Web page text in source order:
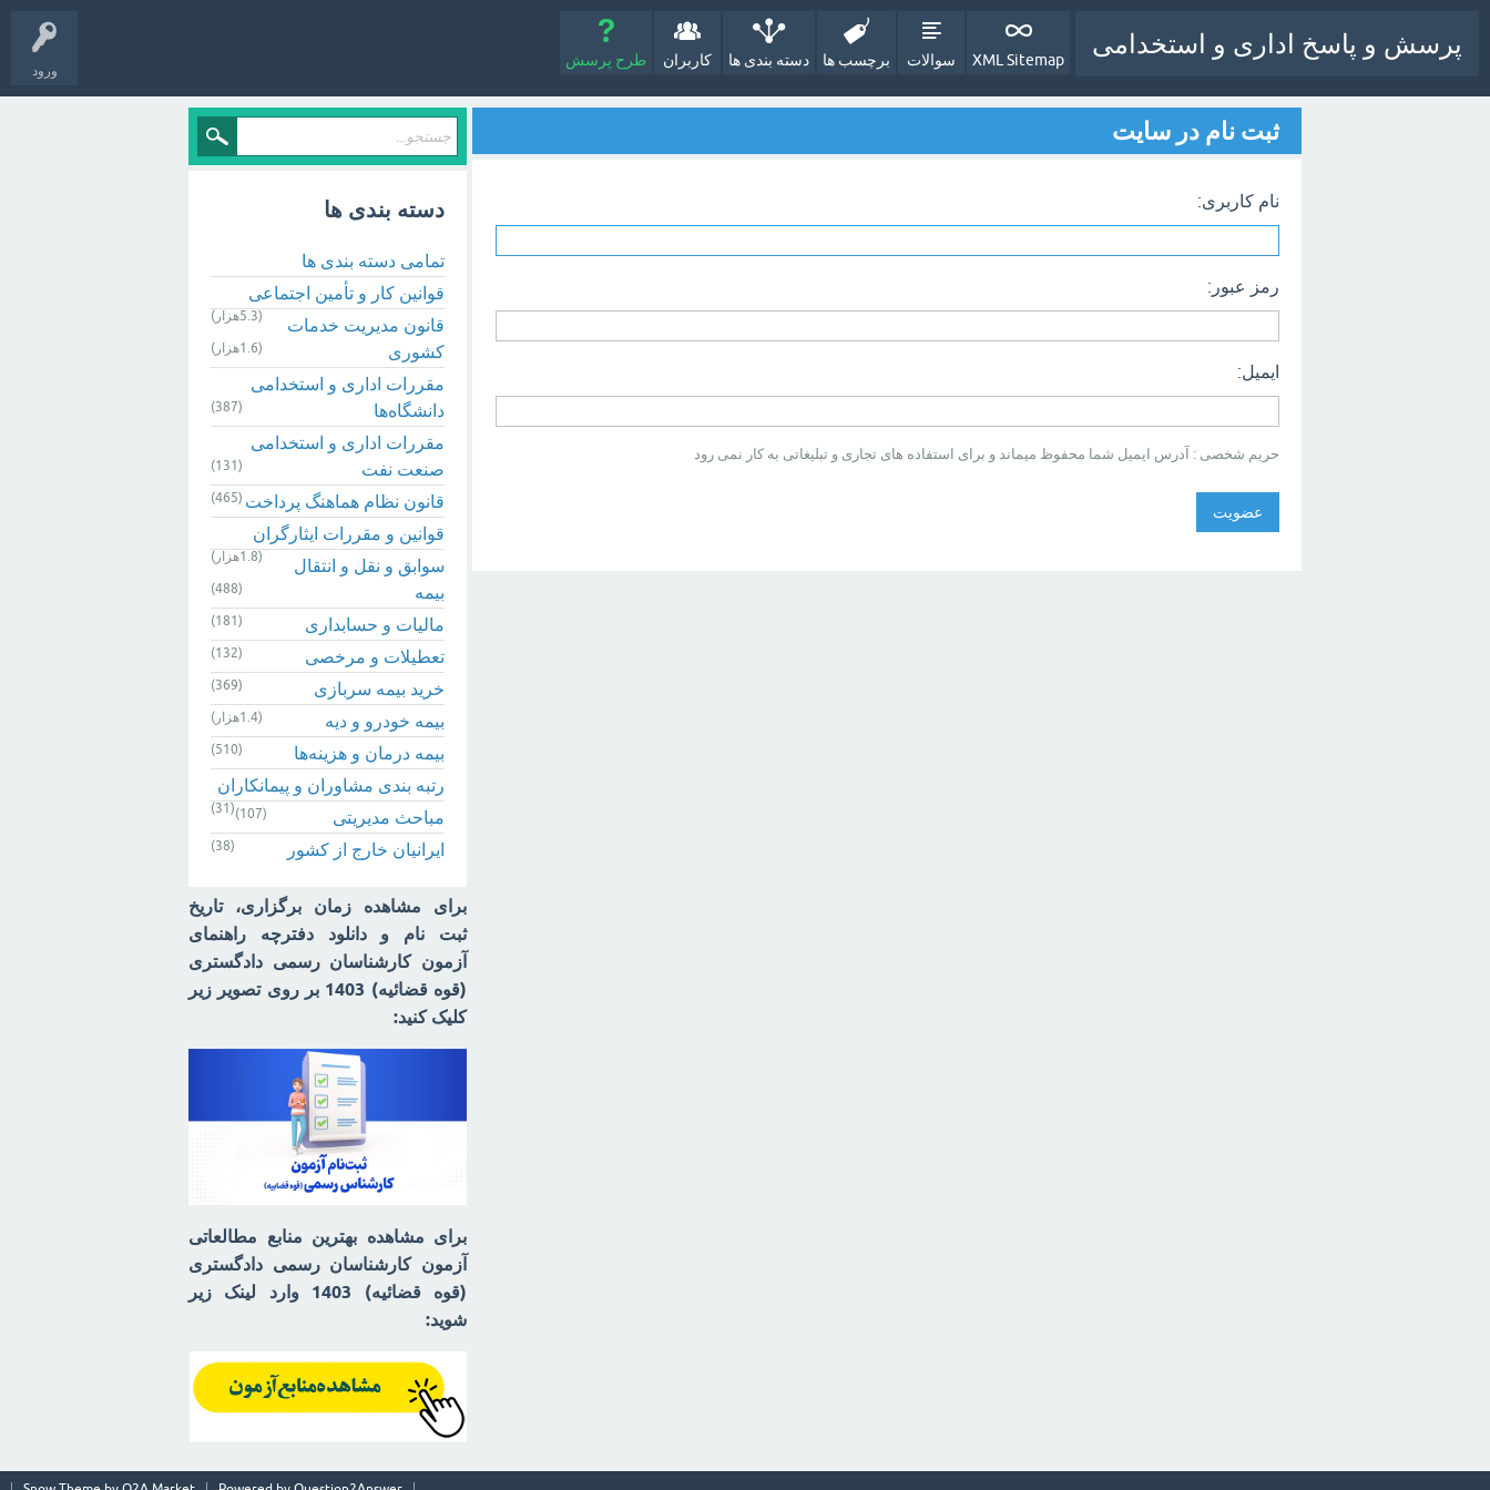
ورود
پرسش و پاسخ اداری و استخدامی
XML Sitemap سوالات برچسب ها دسته بندی ها کاربران طرح پرسش
ثبت نام در سایت
نام کاربری:
رمز عبور:
ایمیل:
حریم شخصی : آدرس ایمیل شما محفوظ میماند و برای استفاده های تجاری و تبلیغاتی به کار نمی رود
دسته بندی ها
تمامی دسته بندی ها
قوانین کار و تأمین اجتماعی
(5.3هزار)
قانون مدیریت خدمات
کشوری
(1.6هزار)
مقررات اداری و استخدامی
دانشگاه‌ها
(387)
مقررات اداری و استخدامی
صنعت نفت
(131)
قانون نظام هماهنگ پرداخت (465)
قوانین و مقررات ایثارگران
(1.8هزار)
سوابق و نقل و انتقال
بیمه‌
(488)
مالیات و حسابداری (181)
تعطیلات و مرخصی (132)
خرید بیمه سربازی (369)
بیمه خودرو و دیه (1.4هزار)
بیمه درمان و هزینه‌ها (510)
رتبه بندی مشاوران و پیمانکاران
(31) مباحث مدیریتی (107)
ایرانیان خارج از کشور (38)
برای مشاهده زمان برگزاری، تاریخ
ثبت نام و دانلود دفترچه راهنمای
آزمون کارشناسان رسمی دادگستری
(قوه قضائیه) 1403 بر روی تصویر زیر
کلیک کنید:
برای مشاهده بهترین منابع مطالعاتی
آزمون کارشناسان رسمی دادگستری
(قوه قضائیه) 1403 وارد لینک زیر
شوید: